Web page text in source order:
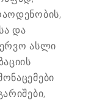
და
ასლი